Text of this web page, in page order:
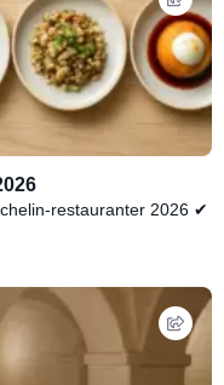
restauranter 2026 ✔